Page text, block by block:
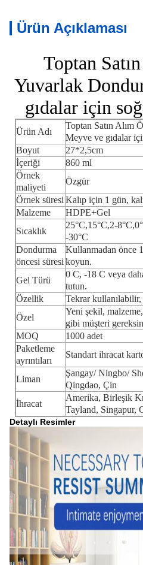
Ürün Açıklaması
Toptan
Yuvarlak
gıdalar için
Ürün Adı
Toptan Satın Alım
Meyve ve gıdalar
Boyut
27*2,5cm
İçeriği
860 ml
Örnek
maliyeti
Özgür
Örnek süresi Kalıp için 1 gün,
Malzeme
HDPE+Gel
Sıcaklık
25°C,15°C,2-
-30°C
Dondurma
öncesi süresi
Kullanmadan önce
koyun.
Gel Türü
0 C, -18 C veya
tutun.
Özellik
Tekrar
Özel
Yeni şekil,
gibi müşteri
MOQ
1000 adet
Paketleme
ayrıntıları
Standart ihracat
Liman
Şangay/ Ningbo/
Qingdao, Çin
İhracat
Amerika, Birleşik
Tayland, Singapur,
Detaylı Resimler